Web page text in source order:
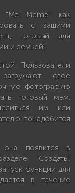
"Me Meme" как
с вашими
готовый для
и семьей".
Пользователи
свое
фотографию
готовый мем.
им или
понадобится
она появится в
"Создать".
функции для
в течение